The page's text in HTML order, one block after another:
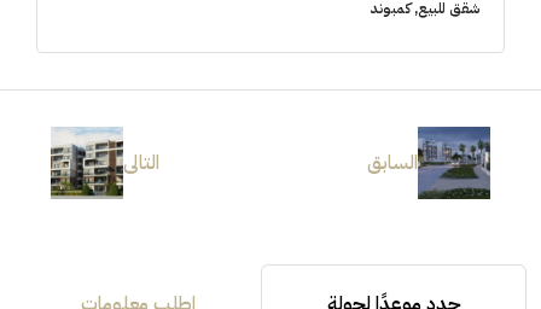
شقق للبيع, كمبوند
السابق التالى